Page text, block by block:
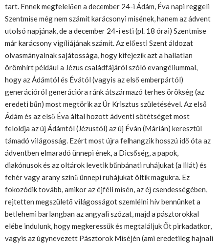
tart. Ennek megfelelően a december 24-i Ádám, Éva napi reggeli
Szentmise még nem számít karácsonyi misének, hanem az ádvent
utolsó napjának, de a december 24-i esti (pl. 18 órai) Szentmise
már karácsony vigíliájának számít. Az előesti Szent áldozat
olvasmányainak sajátossága, hogy kifejezik azt a hallatlan
örömhírt például a Jézus családfájáról szóló evangéliummal,
hogy az Ádámtól és Évától (vagyis az első emberpártól)
generációról generációra ránk átszármazó terhes örökség (az
eredeti bűn) most megtörik az Úr Krisztus születésével. Az első
Ádám és az első Éva által hozott ádventi sötétséget most
feloldja az új Ádámtól (Jézustól) az új Éván (Márián) keresztül
támadó világosság. Ezért most újra felhangzik hosszú idő óta az
ádventben elmaradó ünnepi ének, a Dicsőség, a papok,
diakónusok és az oltárok levetik bűnbánati ruhájukat (a lilát) és
fehér vagy arany színű ünnepi ruhájukat öltik magukra. Ez
fokozódik tovább, amikor az éjféli misén, az éj csendességében,
rejtetten megszülető világosságot szemlélni hív bennünket a
betlehemi barlangban az angyali szózat, majd a pásztorokkal
elébe indulunk, hogy megkeressük és megtaláljuk Őt pirkadatkor,
vagyis az úgynevezett Pásztorok Miséjén (ami eredetileg hajnali